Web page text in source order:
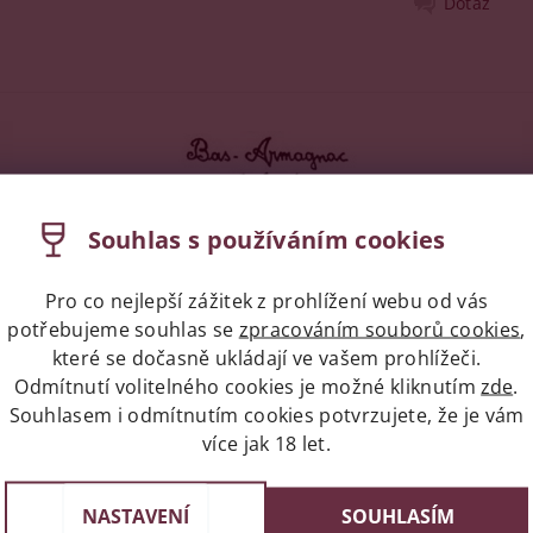
Delord se svým pojízdným destilačním přístrojem usadil
sudech. Rodinné vinice se rozprostírají v samém
se používají tři odrůdy bílého vína - follé blanche,
ledna ve dvou starých měděných destilačních přístrojích
do hluboce vypálených dubových sudů z oblasti
jsou sudy převezeny do skladu, kde dlouhodobě zrají
barvy. Současně dochází ke zjemňování chuti a poklesu
lahvováním do typických saténových lahví tvaru
Souhlas s používáním cookies
Pro co nejlepší zážitek z prohlížení webu od vás
potřebujeme souhlas se zpracováním souborů cookies,
které se dočasně ukládají ve vašem prohlížeči.
Odmítnutí volitelného cookies je možné kliknutím zde.
Souhlasem i odmítnutím cookies potvrzujete, že je vám
více jak 18 let.
NASTAVENÍ SOUHLASÍM